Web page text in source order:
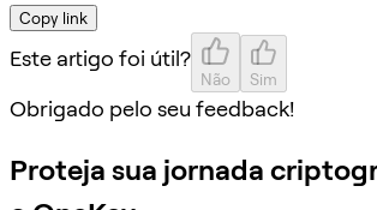
Copy link
Este artigo foi útil?
Não Sim
Obrigado pelo seu feedback!
Proteja sua jornada